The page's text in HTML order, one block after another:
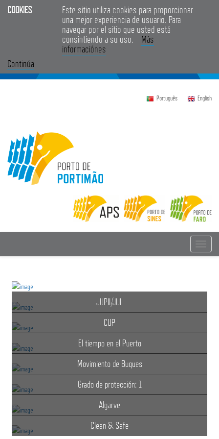
COOKIES
Este sitio utiliza cookies para proporcionar
una mejor experiencia de usuario. Para
navegar por el sitio que usted está
consintiendo a su uso. Más
informaciónes
Continúa
Português English
Toggle
JUPII/JUL
CUP
El tiempo en el Puerto
Movimiento de Buques
Grado de protección: 1
Algarve
Clean & Safe